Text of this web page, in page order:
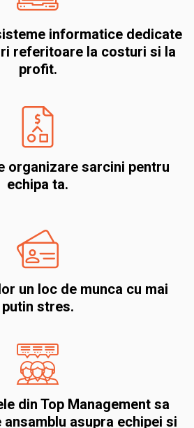
informatice dedicate
referitoare la costuri si la
profit.
organizare sarcini pentru
echipa ta.
un loc de munca cu mai
putin stres.
din Top Management sa
asupra echipei si